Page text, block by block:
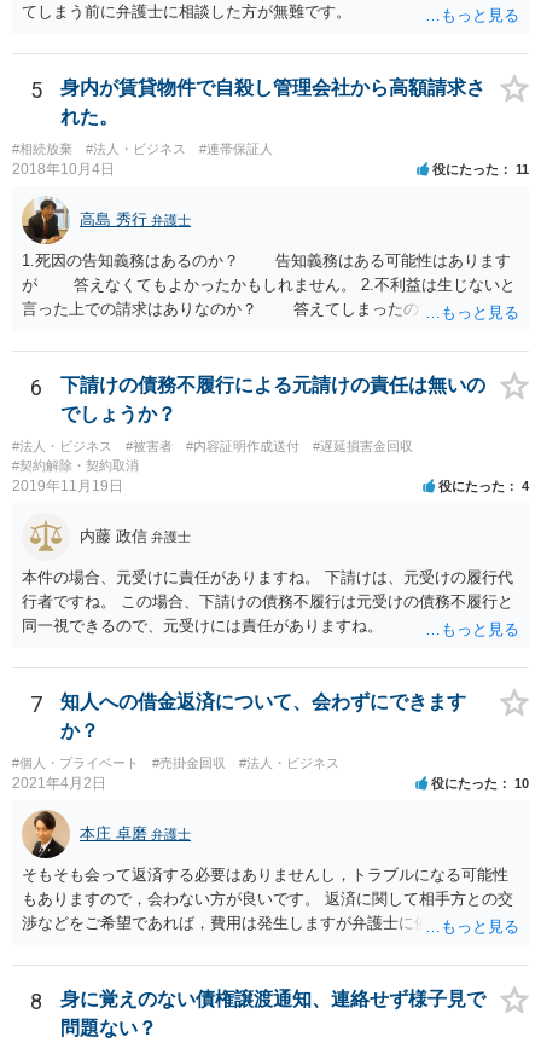
てしまう前に弁護士に相談した方が無難です。
5
身内が賃貸物件で自殺し管理会社から高額請求さ
れた。
#相続放棄 #法人・ビジネス #連帯保証人
2018年10月4日 役にたった 11
高島 秀行 弁護士
1.死因の告知義務はあるのか？ 告知義務はある可能性はあります
が 答えなくてもよかったかもしれません。 2.不利益は生じないと
言った上での請求はありなのか？ 答えてしまったので請求されて
明できれば 信義則違反という主張をすることができる可能性があ
ります。 3.請求額は妥当なのか？ 自殺した場合、約２年分の賃料
が損害となるというのが判例です。
6
下請けの債務不履行による元請けの責任は無いの
でしょうか？
#法人・ビジネス #被害者 #内容証明作成送付
#遅延損害金回収
#契約解除・契約取消
2019年11月19日 役にたった 4
内藤 政信 弁護士
本件の場合、元受けに責任がありますね。 下請けは、元受けの履行代
行者ですね。 この場合、下請けの債務不履行は元受けの債務不履行と
同一視できるので、元受けには責任がありますね。
7
知人への借金返済について、会わずにできます
か？
#個人・プライベート #売掛金回収 #法人・ビジネス
2021年4月2日 役にたった 10
本庄 卓磨 弁護士
そもそも会って返済する必要はありませんし，トラブルになる可能性
もありますので，会わない方が良いです。 返済に関して相手方との交
渉などをご希望であれば，費用は発生しますが弁護士に依頼すること
きますので，ご自身で対応する必要はなくなります。
8
身に覚えのない債権譲渡通知、連絡せず様子見で
問題ない？